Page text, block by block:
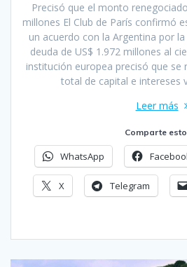
Precisó que el monto
millones El Club de París confirmó
un acuerdo con la Argentina por
deuda de US$ 1.972 millones al
institución europea precisó que
total de capital e intereses
Leer más
Comparte
WhatsApp
X Telegram